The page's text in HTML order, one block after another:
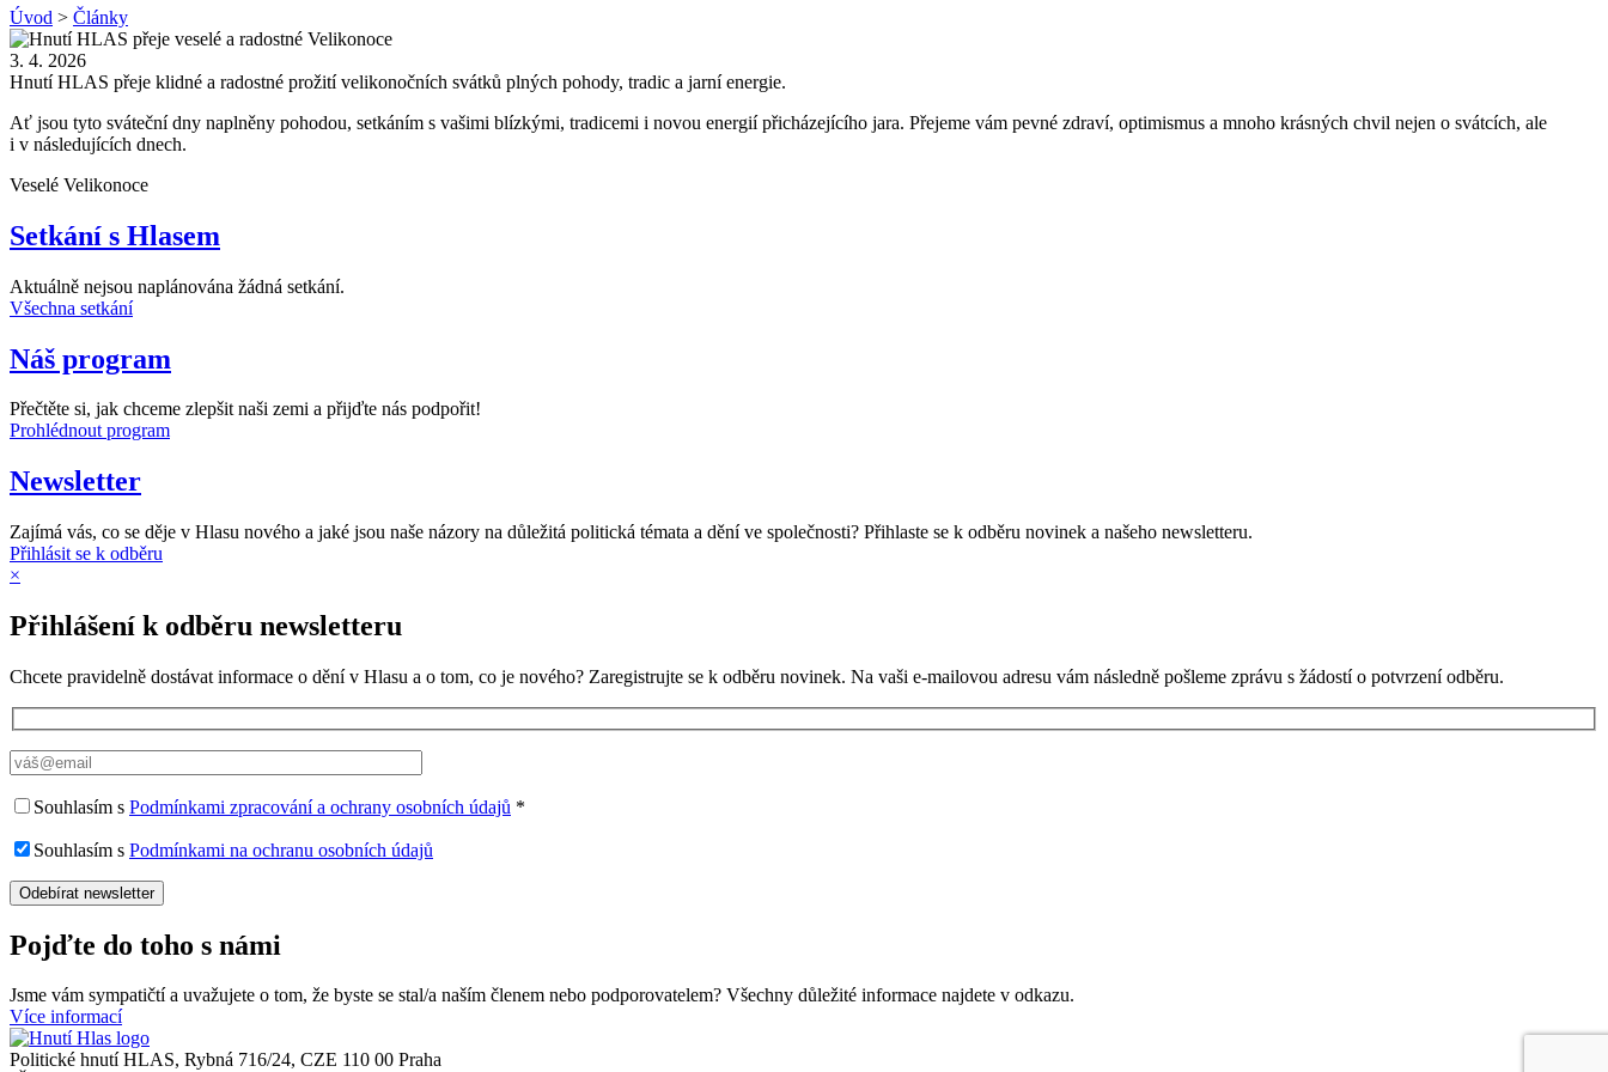
Úvod > Články
3. 4. 2026
Hnutí HLAS přeje klidné a radostné prožití velikonočních svátků plných pohody, tradic a jarní energie.
Ať jsou tyto sváteční dny naplněny pohodou, setkáním s vašimi blízkými, tradicemi i novou energií přicházejícího jara. Přejeme vám pevné zdraví, optimismus a mnoho krásných chvil nejen o svátcích, ale
i v následujících dnech.
Veselé Velikonoce
Setkání s Hlasem
Aktuálně nejsou naplánována žádná setkání.
Všechna setkání
Náš program
Přečtěte si, jak chceme zlepšit naši zemi a přijďte nás podpořit!
Prohlédnout program
Newsletter
Zajímá vás, co se děje v Hlasu nového a jaké jsou naše názory na důležitá politická témata a dění ve společnosti? Přihlaste se k odběru novinek a našeho newsletteru.
Přihlásit se k odběru
×
Přihlášení k odběru newsletteru
Chcete pravidelně dostávat informace o dění v Hlasu a o tom, co je nového? Zaregistrujte se k odběru novinek. Na vaši e-mailovou adresu vám následně pošleme zprávu s žádostí o potvrzení odběru.
Souhlasím s Podmínkami zpracování a ochrany osobních údajů *
Souhlasím s Podmínkami na ochranu osobních údajů
Pojďte do toho s námi
Jsme vám sympatičtí a uvažujete o tom, že byste se stal/a naším členem nebo podporovatelem? Všechny důležité informace najdete v odkazu.
Více informací
Politické hnutí HLAS, Rybná 716/24, CZE 110 00 Praha